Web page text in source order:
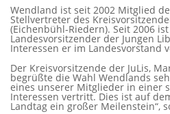
Wendland ist seit 2002 Mitglied
Stellvertreter des
(Eichenbühl-Riedern). Seit 2006
Landesvorsitzender der Jungen
Interessen er im Landesvorstand
Der Kreisvorsitzende der JuLis,
begrüßte die Wahl Wendlands
eines unserer Mitglieder in einer
Interessen vertritt. Dies ist auf
Landtag ein großer Meilenstein“,